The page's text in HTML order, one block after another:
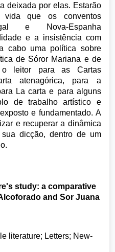
deixada por elas. Estarão
que os conventos
e Nova-Espanha
e a insistência com
cabo uma política sobre
de Sóror Mariana e de
leitor para as Cartas
atenagórica, para a
La carta e para alguns
de trabalho artístico e
e fundamentado. A
e recuperar a dinâmica
dicção, dentro de um
study: a comparative
and Sor Juana
literature; Letters; New-